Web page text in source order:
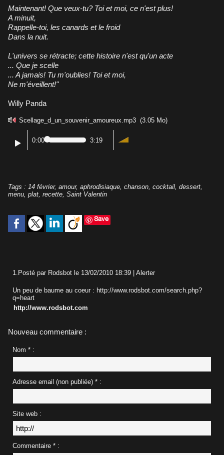
Maintenant! Que veux-tu? Toi et moi, ce n'est plus!
A minuit,
Rappelle-toi, les canards et le froid
Dans la nuit.
L'univers se rétracte; cette histoire n'est qu'un acte
... Que je scelle
... A jamais! Tu m'oublies! Toi et moi,
Ne m'éveillent!"
Willy Panda
Scellage_d_un_souvenir_amoureux.mp3 (3.05 Mo)
0:00 3:19
Tags : 14 février, amour, aphrodisiaque chanson cocktail dessert
menu plat recette Saint Valentin
Save
1. Posté par Rodsbot le 13/02/2010 18:39 Alerter
Un peu de baume au coeur : http://www.rodsbot.com/search.php?
q=heart
http://www.rodsbot.com
Nouveau commentaire :
Nom * :
Adresse email (non publiée) * :
Site web :
Commentaire * :